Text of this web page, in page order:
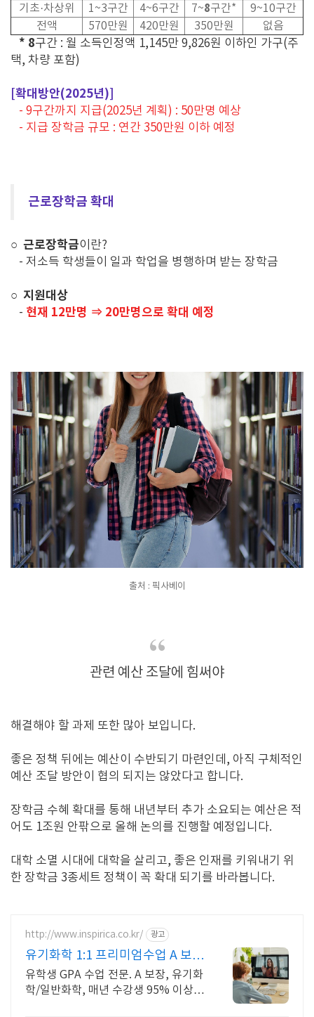
기초·차상위 1~3구간 4~6구간 7~8구간* 9~10구간
전액
570만원 420만원 350만원 없음
* 8구간 : 월 소득인정액 1,145만 9,826원 이하인 가구(주
택, 차량 포함)
[확대방안(2025년)]
- 9구간까지 지급(2025년 계획) : 50만명 예상
- 지급 장학금 규모 : 연간 350만원 이하 예정
근로장학금 확대
○ 근로장학금이란?
- 저소득 학생들이 일과 학업을 병행하며 받는 장학금
○ 지원대상
- 현재 12만명 ⇒ 20만명으로 확대 예정
출처 : 픽사베이
관련 예산 조달에 힘써야
해결해야 할 과제 또한 많아 보입니다.
좋은 정책 뒤에는 예산이 수반되기 마련인데, 아직 구체적인
예산 조달 방안이 협의 되지는 않았다고 합니다.
장학금 수혜 확대를 통해 내년부터 추가 소요되는 예산은 적
어도 1조원 안팎으로 올해 논의를 진행할 예정입니다.
대학 소멸 시대에 대학을 살리고, 좋은 인재를 키워내기 위
한 장학금 3종세트 정책이 꼭 확대 되기를 바라봅니다.
http://www.inspirica.co.kr/ 광고
유기화학 1:1 프리미엄수업 A 보
장! 검증된 관리/강의
유학생 GPA 수업 전문. A 보장, 유기화
학/일반화학, 매년 수강생 95% 이상 A